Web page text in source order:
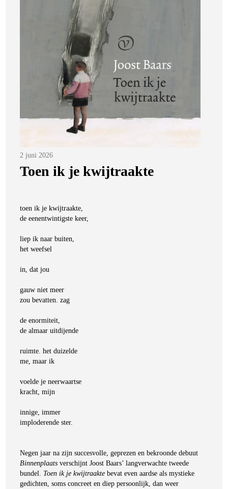
Joost Baars
€20,00
BESTEL
Posted
2 juni 2026
Toen ik je kwijtraakte
toen ik je kwijtraakte,
de eenentwintigste keer,
liep ik naar buiten,
het weefsel
in, dat jou
gauw niet meer
zou bevatten. zag
de enormiteit,
de almaar uitdijende
ruimte. het duizelde
me, maar ik
voelde je neerwaartse
kracht, mijn
innige, immer
imploderende ster.
Negen jaar na zijn succesvolle, geprezen en bekroonde debuut
Binnenplaats verschijnt Joost Baars’ langverwachte tweede
bundel. Toen ik je kwijtraakte bevat even aardse als mystieke
gedichten, soms concreet en diep persoonlijk, dan weer